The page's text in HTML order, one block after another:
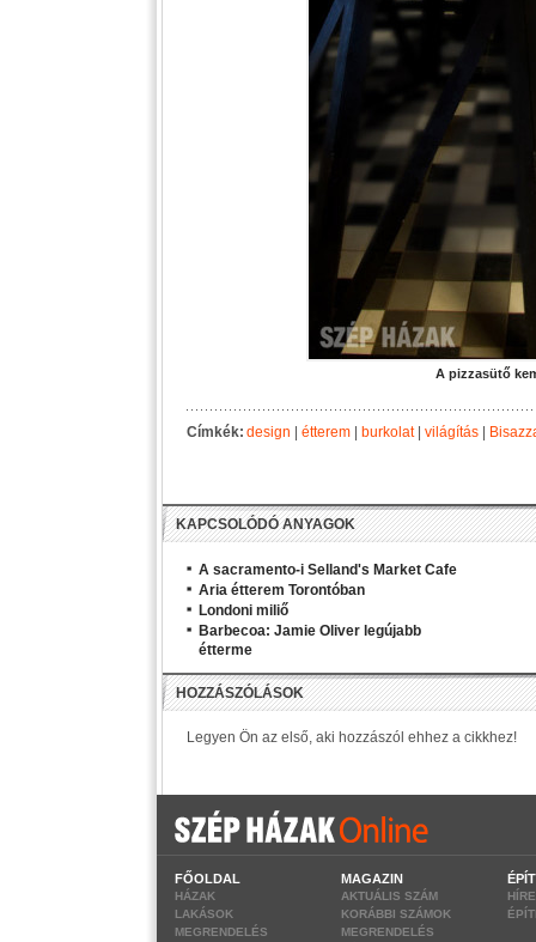
A pizzasütő
Címkék:design étterem burkolat| világítás
KAPCSOLÓDÓ ANYAGOK
A sacramento-i Selland's Market Cafe
Aria étterem Torontóban
Londoni miliő
Barbecoa: Jamie Oliver legújabb
étterme
FŐOLDAL
HÁZAK
LAKÁSOK
MEGRENDELÉS
MAGAZIN
AKTUÁLIS SZÁM
KORÁBBI SZÁMOK
MEGRENDELÉS